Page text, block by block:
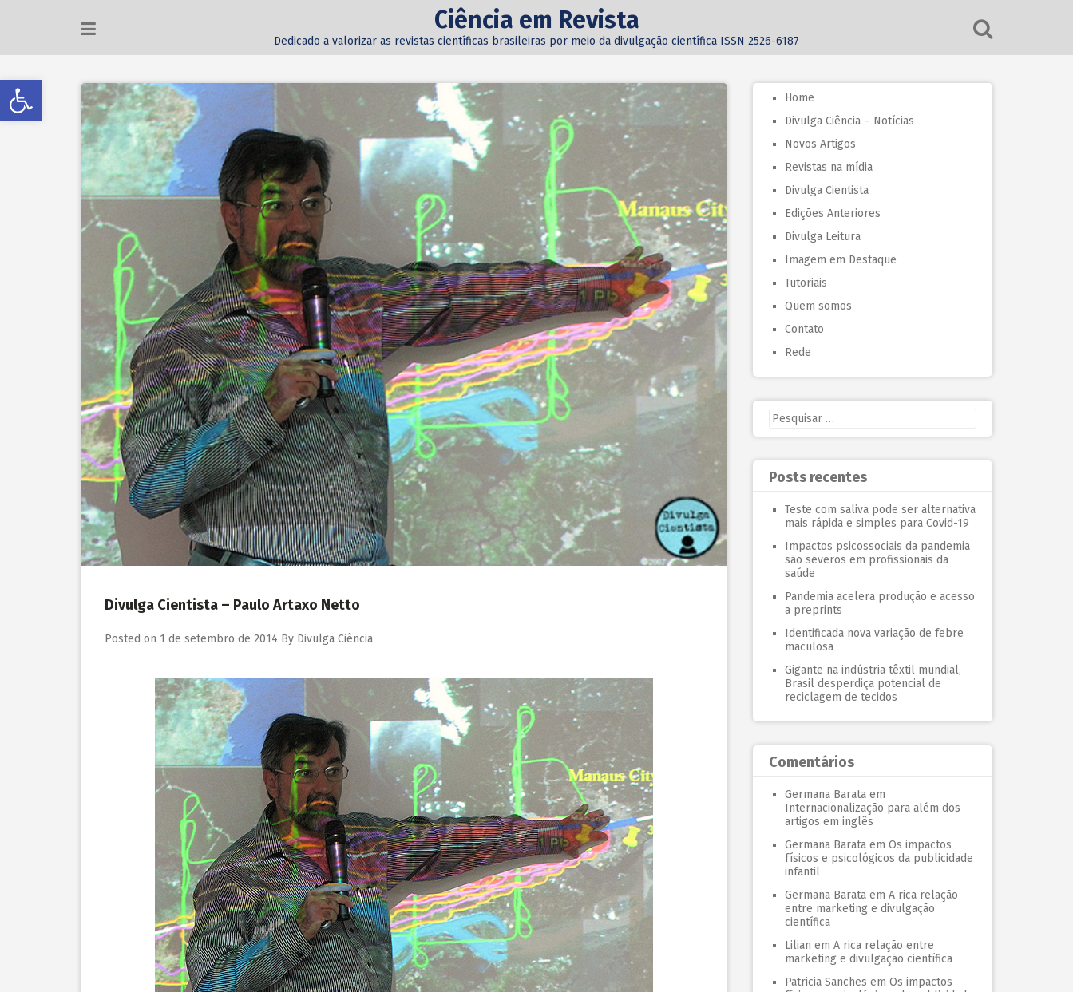
Abrir a barra de ferramentas
Ciência em Revista
Dedicado a valorizar as revistas científicas brasileiras por meio da divulgação científica ISSN 2526-6187
Divulga Cientista – Paulo Artaxo Netto
Posted on 1 de setembro de 2014 By Divulga Ciência
Home
Divulga Ciência – Notícias
Novos Artigos
Revistas na mídia
Divulga Cientista
Edições Anteriores
Divulga Leitura
Imagem em Destaque
Tutoriais
Quem somos
Contato
Rede
Posts recentes
Teste com saliva pode ser alternativa
mais rápida e simples para Covid-19
Impactos psicossociais da pandemia
são severos em profissionais da
saúde
Pandemia acelera produção e acesso
a preprints
Identificada nova variação de febre
maculosa
Gigante na indústria têxtil mundial,
Brasil desperdiça potencial de
reciclagem de tecidos
Comentários
Germana Barata em
Internacionalização para além dos
artigos em inglês
Germana Barata em Os impactos
físicos e psicológicos da publicidade
infantil
Germana Barata em A rica relação
entre marketing e divulgação
científica
Lilian em A rica relação entre
marketing e divulgação científica
Patricia Sanches em Os impactos